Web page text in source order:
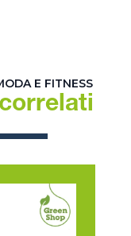
E FITNESS